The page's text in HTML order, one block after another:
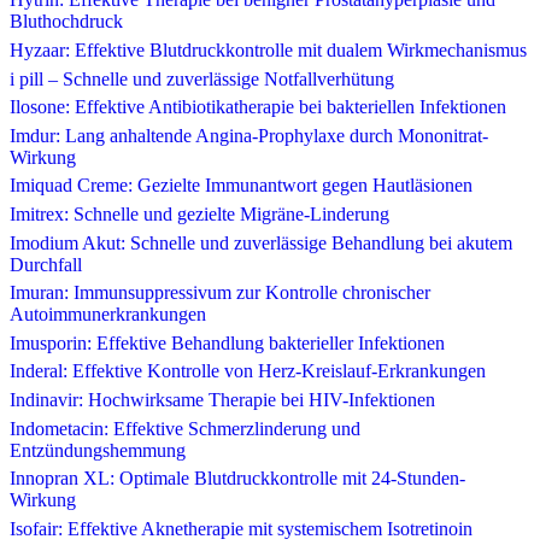
Bluthochdruck
Hyzaar: Effektive Blutdruckkontrolle mit dualem Wirkmechanismus
i pill – Schnelle und zuverlässige Notfallverhütung
Ilosone: Effektive Antibiotikatherapie bei bakteriellen Infektionen
Imdur: Lang anhaltende Angina-Prophylaxe durch Mononitrat-
Wirkung
Imiquad Creme: Gezielte Immunantwort gegen Hautläsionen
Imitrex: Schnelle und gezielte Migräne-Linderung
Imodium Akut: Schnelle und zuverlässige Behandlung bei akutem
Durchfall
Imuran: Immunsuppressivum zur Kontrolle chronischer
Autoimmunerkrankungen
Imusporin: Effektive Behandlung bakterieller Infektionen
Inderal: Effektive Kontrolle von Herz-Kreislauf-Erkrankungen
Indinavir: Hochwirksame Therapie bei HIV-Infektionen
Indometacin: Effektive Schmerzlinderung und
Entzündungshemmung
Innopran XL: Optimale Blutdruckkontrolle mit 24-Stunden-
Wirkung
Isofair: Effektive Aknetherapie mit systemischem Isotretinoin